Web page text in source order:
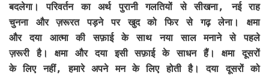
बदलेगा। परिवर्तन का अर्थ पुरानी गलतियों से सीखना, नई राह
चुनना और ज़रूरत पड़ने पर खुद को फिर से गढ़ लेना। क्षमा
और दया आत्मा की सफ़ाई के साथ नया साल मनाने से पहले
ज़रूरी है। क्षमा और दया इसी सफ़ाई के साधन हैं। क्षमा दूसरों
के लिए नहीं, हमारे अपने मन के लिए होती है। दया दूसरों को